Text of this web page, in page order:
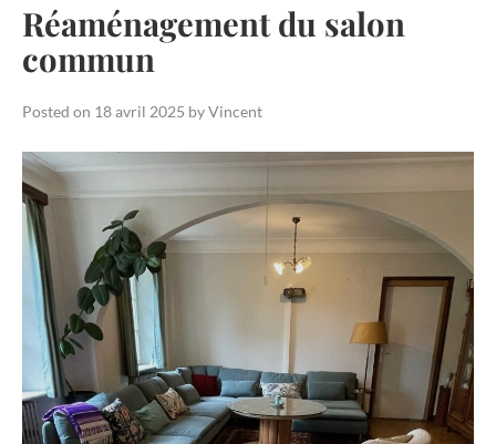
Réaménagement du salon
commun
Posted on 18 avril 2025 byVincent